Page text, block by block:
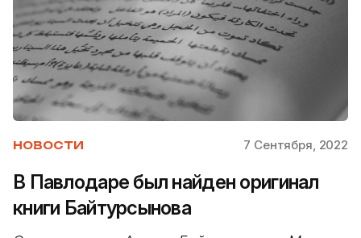
НОВОСТИ 7 Сентября, 2022
В Павлодаре был найден оригинал
книги Байтурсынова